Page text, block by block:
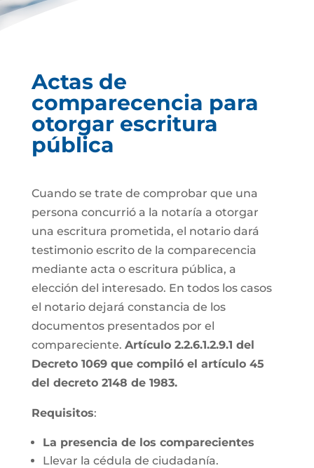
Actas de
comparecencia para
otorgar escritura
pública
Cuando se trate de comprobar que una
persona concurrió a la notaría a otorgar
una escritura prometida, el notario dará
testimonio escrito de la comparecencia
mediante acta o escritura pública, a
elección del interesado. En todos los casos
el notario dejará constancia de los
documentos presentados por el
compareciente. Artículo 2.2.6.1.2.9.1 del
Decreto 1069 que compiló el artículo 45
del decreto 2148 de 1983.
Requisitos:
La presencia de los comparecientes
Llevar la cédula de ciudadanía.